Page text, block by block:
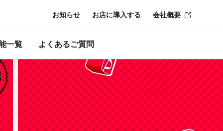
一覧 よくあるご質問
お知らせ お店に導入する 会社概要